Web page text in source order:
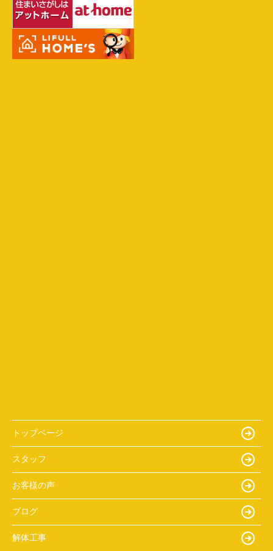
トップページ
スタッフ
お客様の声
ブログ
解体工事